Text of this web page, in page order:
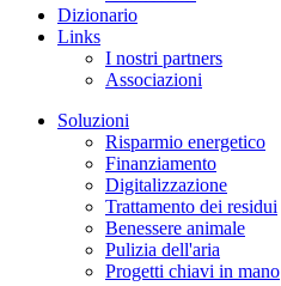
Dizionario
Links
I nostri partners
Associazioni
Soluzioni
Risparmio energetico
Finanziamento
Digitalizzazione
Trattamento dei residui
Benessere animale
Pulizia dell'aria
Progetti chiavi in mano